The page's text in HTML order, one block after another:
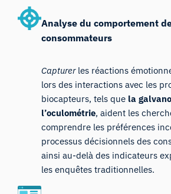
Analyse du comportement
consommateurs
Capturerles réactions
lors des interactions avec les
biocapteurs, tels que la
l’oculométrie, aident les
comprendre les préférences
processus décisionnels des
ainsi au-delà des indicateurs
les enquêtes traditionnelles.